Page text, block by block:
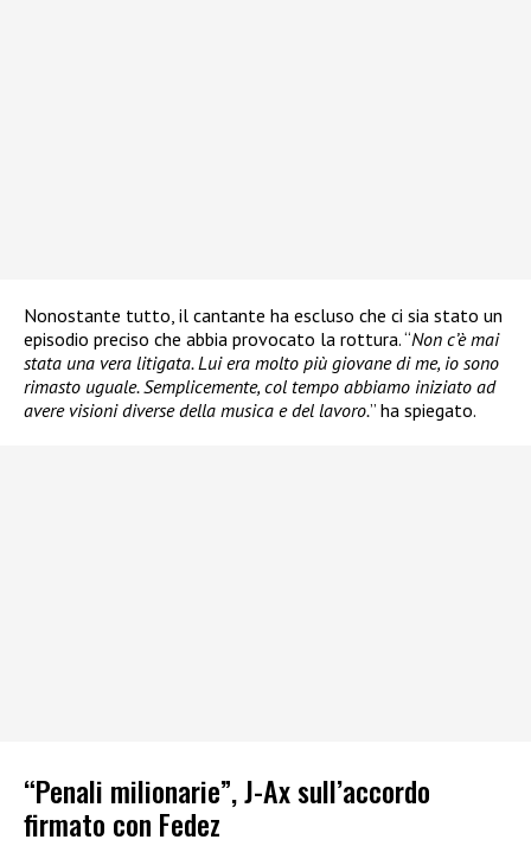
Nonostante tutto, il cantante ha escluso che ci sia stato un
episodio preciso che abbia provocato la rottura. “Non c’è mai
stata una vera litigata. Lui era molto più giovane di me, io sono
rimasto uguale. Semplicemente, col tempo abbiamo iniziato ad
avere visioni diverse della musica e del lavoro.” ha spiegato.
“Penali milionarie”, J-Ax sull’accordo
firmato con Fedez